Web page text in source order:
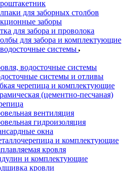
для заборных столбов
заборы
для забора и проволока
для забора и комплектующие
системы
водосточные системы
системы и отливы
черепица и комплектующие
(цементно-песчаная)
вентиляция
гидроизоляция
окна
и комплектующие
кровля
и комплектующие
кровли